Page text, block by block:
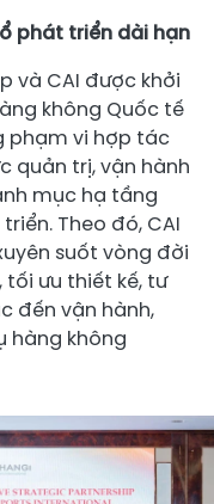
phát triển dài hạn
và CAI được khởi
không Quốc tế
phạm vi hợp tác
quản trị, vận hành
mục hạ tầng
Theo đó, CAI
suốt vòng đời
ưu thiết kế, tư
đến vận hành,
hàng không